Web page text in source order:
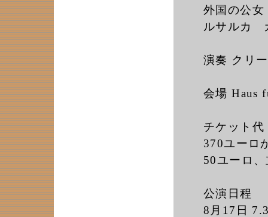
外国の公
ルサルカ
演奏 クリ
会場 Haus
チケット代
370ユーロ
50ユーロ
公演日程
8月17日